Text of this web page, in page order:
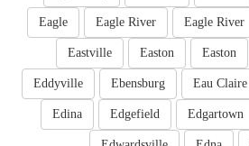
Eagle River
Eagle River
Eagle
Easton
Easton
Eastville
Eau Claire
Ebensburg
Eddyville
Edgartown
Edgefield
Edina